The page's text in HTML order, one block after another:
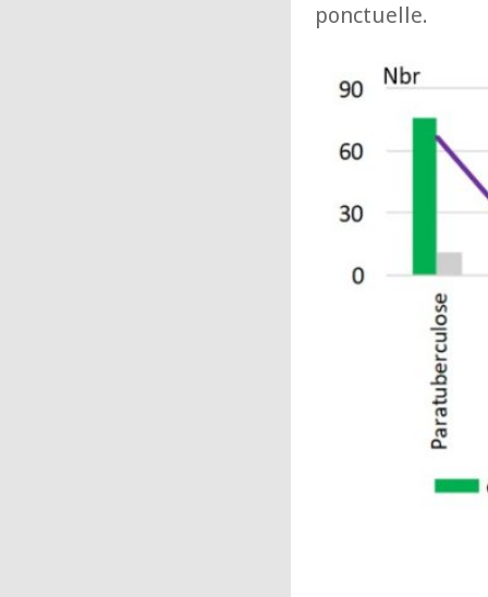
ponctuelle.